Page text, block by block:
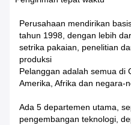
Perusahaan mendirikan
tahun 1998, dengan lebih
setrika pakaian, penelitian
produksi
Pelanggan adalah semua di
Amerika, Afrika dan negara-
Ada 5 departemen utama,
pengembangan teknologi,